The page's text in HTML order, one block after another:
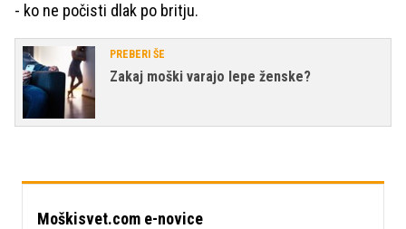
- ko ne počisti dlak po britju.
PREBERI ŠE
Zakaj moški varajo lepe ženske?
Moškisvet.com e-novice